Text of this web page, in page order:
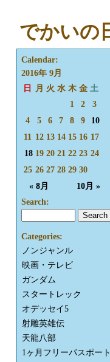
でかいの
Calendar:
2016年 9月
日
月 火 水 木 金 土
« 8月 10月 »
1 2
3
4
5 6 7 8 9
10
11
12 13 14 15 16 17
18 19 20 21 22 23 24
25 26 27 28 29 30
Search:
Categories:
ノンジャンル
映画・テレビ
ガンダム
スタートレック
オデッセイ5
射雕英雄伝
天龍八部
1ヶ月フリーパスポート